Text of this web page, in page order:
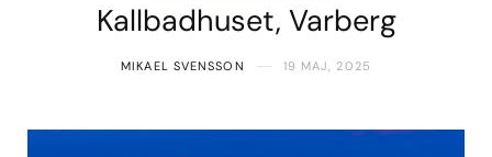
Kallbadhuset, Varberg
MIKAEL SVENSSON 19 MAJ, 2025